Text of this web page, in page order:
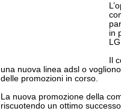
in
Il
una nuova linea adsl o
delle promozioni in corso.
La nuova promozione della
riscuotendo un ottimo successo.